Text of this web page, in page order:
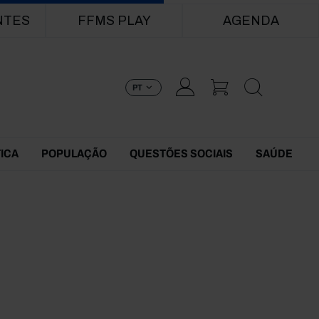
FFMS PLAY AGENDA
PT
POPULAÇÃO QUESTÕES SOCIAIS SAÚDE